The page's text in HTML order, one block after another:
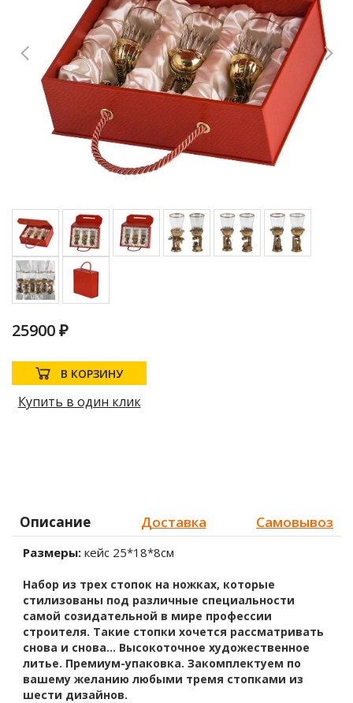
25900 ₽
В КОРЗИНУ
Купить в один клик
Описание Доставка Самовывоз
Размеры: кейс 25*18*8см
Набор из трех стопок на ножках, которые
стилизованы под различные специальности
самой созидательной в мире профессии
строителя. Такие стопки хочется рассматривать
снова и снова... Высокоточное художественное
литье. Премиум-упаковка. Закомплектуем по
вашему желанию любыми тремя стопками из
шести дизайнов.